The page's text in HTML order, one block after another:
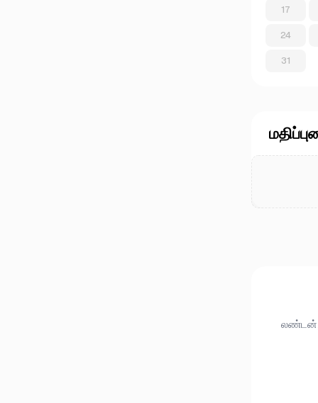
17
24
31
லண்டன்,